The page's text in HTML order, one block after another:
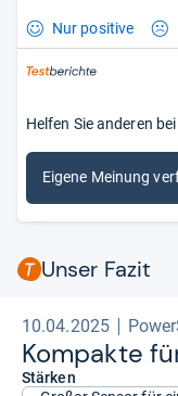
Nur positive
Helfen Sie anderen
Eigene Meinung
Unser Fazit
10.04.2025
Kom­pakte
Stärken